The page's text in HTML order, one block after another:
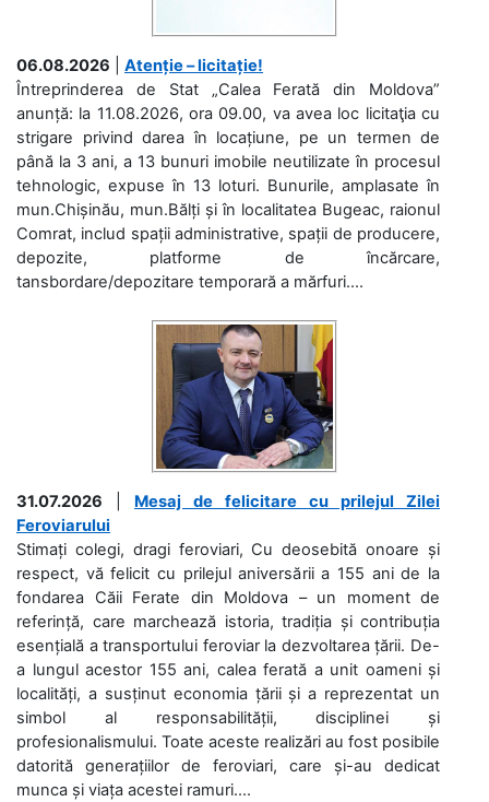
06.08.2026
Atenție – licitație!
Întreprinderea de Stat „Calea Ferată din Moldova”
anunță: la 11.08.2026, ora 09.00, va avea loc licitaţia cu
strigare privind darea în locațiune, pe un termen de
până la 3 ani, a 13 bunuri imobile neutilizate în procesul
tehnologic, expuse în 13 loturi. Bunurile, amplasate în
mun.Chișinău, mun.Bălți și în localitatea Bugeac, raionul
Comrat, includ spații administrative, spații de producere,
depozite, platforme de încărcare,
tansbordare/depozitare temporară a mărfuri....
31.07.2026
Mesaj de felicitare cu prilejul Zilei
Feroviarului
Stimați colegi, dragi feroviari, Cu deosebită onoare și
respect, vă felicit cu prilejul aniversării a 155 ani de la
fondarea Căii Ferate din Moldova – un moment de
referință, care marchează istoria, tradiția și contribuția
esențială a transportului feroviar la dezvoltarea țării. De-
a lungul acestor 155 ani, calea ferată a unit oameni și
localități, a susținut economia țării și a reprezentat un
simbol al responsabilității, disciplinei și
profesionalismului. Toate aceste realizări au fost posibile
datorită generațiilor de feroviari, care și-au dedicat
munca și viața acestei ramuri....